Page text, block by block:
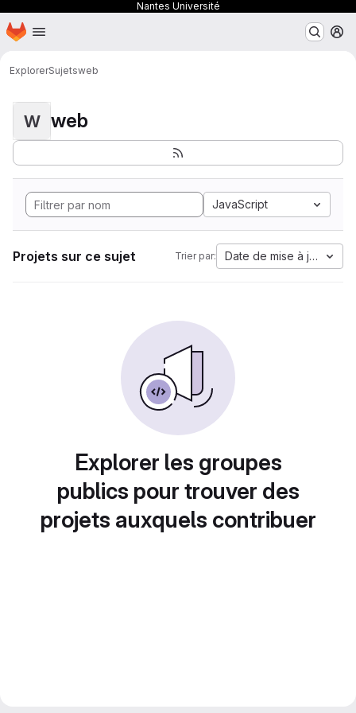
Nantes Université
Passer au contenu principal
Page d'accueil
ExplorerSujetsweb
W web
JavaScript
Projets sur ce sujet Trier par: Date de mise à jour
Explorer les groupes
publics pour trouver des
projets auxquels contribuer